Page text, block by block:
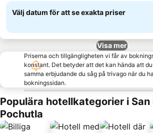
Välj datum för att se exakta priser
Visa mer
Priserna och tillgängligheten vi får av
konstant. Det betyder att det kan hända att
samma erbjudande du såg på trivago när du
bokningssidan.
Populära hotellkategorier i San
Pochutla